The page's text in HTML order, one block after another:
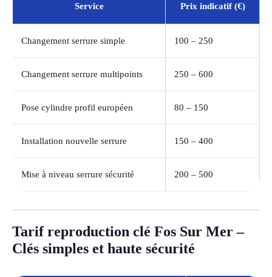
Service Prix indicatif (€)
Changement serrure simple 100 – 250
Changement serrure multipoints 250 – 600
Pose cylindre profil européen 80 – 150
Installation nouvelle serrure 150 – 400
Mise à niveau serrure sécurité 200 – 500
Tarif reproduction clé Fos Sur Mer –
Clés simples et haute sécurité